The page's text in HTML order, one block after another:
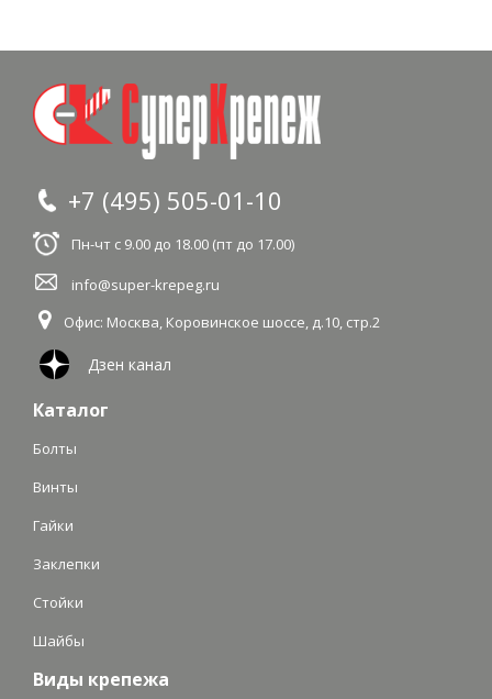
+7 (495) 505-01-10
Пн-чт с 9.00 до 18.00 (пт до 17.00)
info@super-krepeg.ru
Офис: Москва, Коровинское шоссе, д.10, стр.2
Дзен канал
Каталог
Болты
Винты
Гайки
Заклепки
Стойки
Шайбы
Виды крепежа